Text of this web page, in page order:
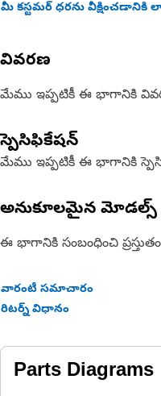
మీ కస్టమర్ ధరను వీక్షించడానికి
వివరణ
మేము ఇప్పటికీ ఈ భాగానికి
స్పెసిఫికేషన్
మేము ఇప్పటికీ ఈ భాగానికి
అనుకూలమైన మోడల్స్
ఈ భాగానికి సంబంధించి
వారంటీ సమాచారం
రిటర్న్ విధానం
Parts Diagrams